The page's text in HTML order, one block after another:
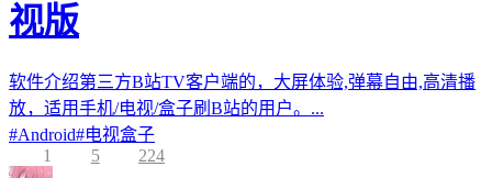
视版
软件介绍第三方B站TV客户端的，大屏体验,弹幕自由,高清播
放，适用手机/电视/盒子刷B站的用户。...
#Android#电视盒子
1
5 224